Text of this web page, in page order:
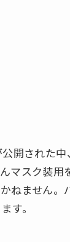
公開された
マスク装用
ねません。
す。